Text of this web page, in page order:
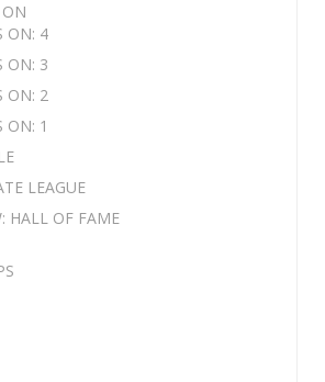
ON: 4
ON: 3
ON: 2
ON: 1
LEAGUE
HALL OF FAME